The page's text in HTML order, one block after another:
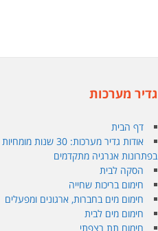
גדיר מערכות
דף הבית
אודות גדיר מערכות: 30 שנות מומחיות
בפתרונות אנרגיה מתקדמים
הסקה לבית
חימום בריכות שחייה
חימום מים בחברות, ארגונים ומפעלים
חימום מים לבית
חימום תת רצפתי